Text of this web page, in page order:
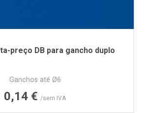
preço DB para gancho duplo
Ganchos até Ø6
Preço
0,14 € /sem IVA